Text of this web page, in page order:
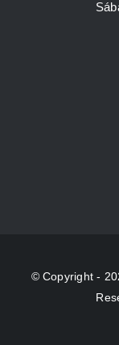
© Copyright -